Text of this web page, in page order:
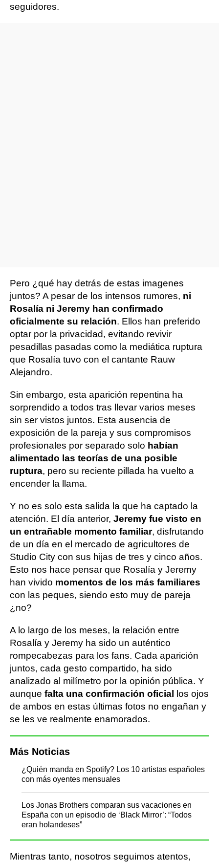
seguidores.
Pero ¿qué hay detrás de estas imagenes
juntos? A pesar de los intensos rumores, ni
Rosalía ni Jeremy han confirmado
oficialmente su relación. Ellos han preferido
optar por la privacidad, evitando revivir
pesadillas pasadas como la mediática ruptura
que Rosalía tuvo con el cantante Rauw
Alejandro.
Sin embargo, esta aparición repentina ha
sorprendido a todos tras llevar varios meses
sin ser vistos juntos. Esta ausencia de
exposición de la pareja y sus compromisos
profesionales por separado solo habían
alimentado las teorías de una posible
ruptura, pero su reciente pillada ha vuelto a
encender la llama.
Y no es solo esta salida la que ha captado la
atención. El día anterior, Jeremy fue visto en
un entrañable momento familiar, disfrutando
de un día en el mercado de agricultores de
Studio City con sus hijas de tres y cinco años.
Esto nos hace pensar que Rosalía y Jeremy
han vivido momentos de los más familiares
con las peques, siendo esto muy de pareja
¿no?
A lo largo de los meses, la relación entre
Rosalía y Jeremy ha sido un auténtico
rompecabezas para los fans. Cada aparición
juntos, cada gesto compartido, ha sido
analizado al milímetro por la opinión pública. Y
aunque falta una confirmación oficial
los ojos
de ambos en estas últimas fotos no engañan y
se les ve realmente enamorados.
Más Noticias
¿Quién manda en Spotify? Los 10 artistas españoles
con más oyentes mensuales
Los Jonas Brothers comparan sus vacaciones en
España con un episodio de ‘Black Mirror’: “Todos
eran holandeses”
Mientras tanto, nosotros seguimos atentos,